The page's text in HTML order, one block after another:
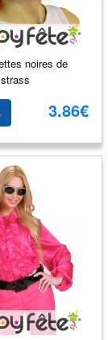
noires de
3.86€